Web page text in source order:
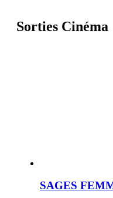
Sorties Cinéma
SAGES